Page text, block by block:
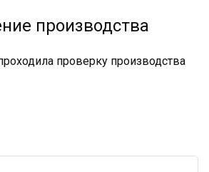
производства
проверку производства